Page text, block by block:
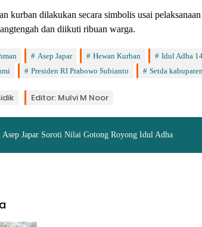
kurban dilakukan secara simbolis usai
dan diikuti ribuan warga.
Asep Japar Hewan Kurban Idul Adha
Presiden RI Prabowo Subianto Setda
Editor: Mulvi M Noor
Asep Japar Soroti Nilai Gotong Royong Idul Adha